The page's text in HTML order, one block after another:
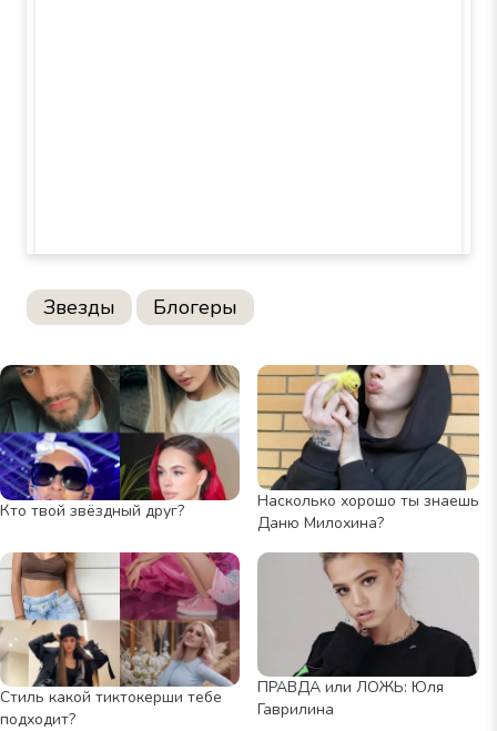
Звезды Блогеры
Кто твой звёздный друг?
Насколько хорошо ты знаешь
Даню Милохина?
Стиль какой тиктокерши тебе
подходит?
ПРАВДА или ЛОЖЬ: Юля
Гаврилина